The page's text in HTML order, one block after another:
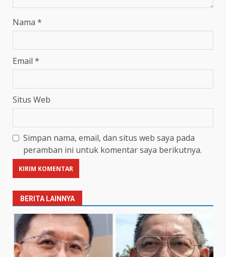
Nama *
Email *
Situs Web
Simpan nama, email, dan situs web saya pada
peramban ini untuk komentar saya berikutnya.
BERITA LAINNYA